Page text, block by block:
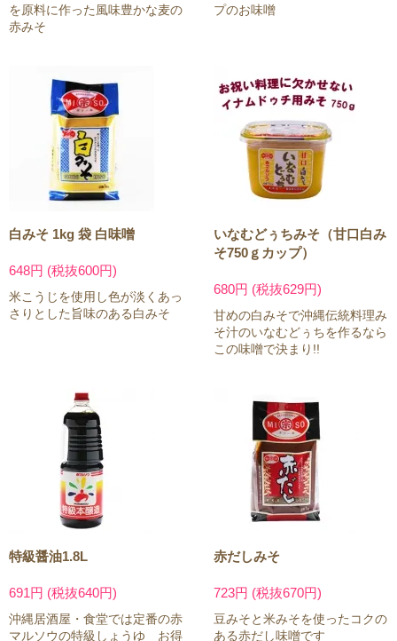
を原料に作った風味豊かな麦の
赤みそ
プのお味噌
白みそ 1kg 袋 白味噌
648円 (税抜600円)
米こうじを使用し色が淡くあっ
さりとした旨味のある白みそ
いなむどぅちみそ（甘口白み
そ750ｇカップ）
680円 (税抜629円)
甘めの白みそで沖縄伝統料理み
そ汁のいなむどぅちを作るなら
この味噌で決まり!!
特級醤油1.8L
691円 (税抜640円)
沖縄居酒屋・食堂では定番の赤
マルソウの特級しょうゆ お得
赤だしみそ
723円 (税抜670円)
豆みそと米みそを使ったコクの
ある赤だし味噌です